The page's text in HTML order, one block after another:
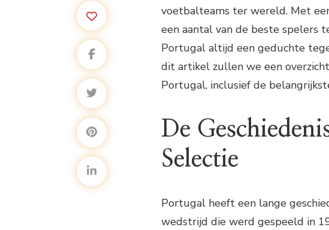
voetbalteams ter wereld. Met
een aantal van de beste spelers
Portugal altijd een geduchte
dit artikel zullen we een
Portugal, inclusief de
De
Selectie
Portugal heeft een lange
wedstrijd die werd gespeeld in